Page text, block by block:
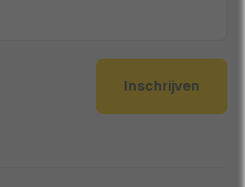
Inschrijven